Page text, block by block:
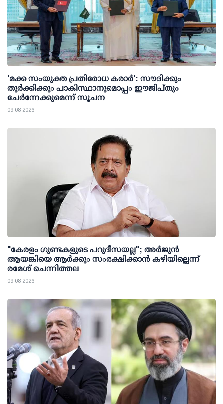
'മക്ക സംയുക്ത പ്രതിരോധ കരാര്‍': സൗദിക്കും
തുര്‍ക്കിക്കും പാകിസ്ഥാനുമൊപ്പം ഈജിപ്തും
ചേര്‍ന്നേക്കുമെന്ന് സൂചന
09 08 2026
"കേരളം ഗുണ്ടകളുടെ പറുദീസയല്ല"; അർജുൻ
ആയങ്കിയെ ആർക്കും സംരക്ഷിക്കാൻ കഴിയില്ലെന്ന്
രമേശ് ചെന്നിത്തല
09 08 2026